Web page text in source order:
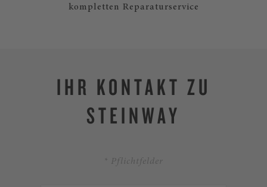
kompletten Reparaturservice
IHR KONTAKT ZU
STEINWAY
* Pflichtfelder